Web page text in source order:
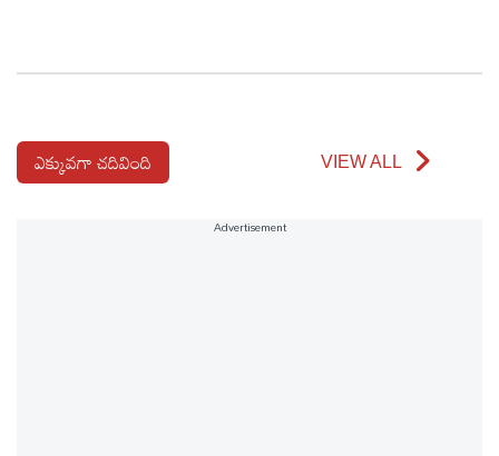
ఎక్కువగా చదివింది VIEW ALL
Advertisement